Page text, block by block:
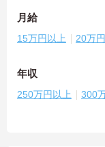
月給
15万円以上 20万
年収
250万円以上 300